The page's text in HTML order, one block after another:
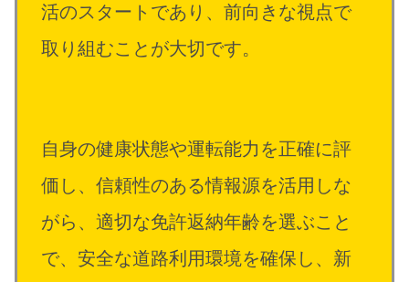
活のスタートであり、前向きな視点で
取り組むことが大切です。
自身の健康状態や運転能力を正確に評
価し、信頼性のある情報源を活用しな
がら、適切な免許返納年齢を選ぶこと
で、安全な道路利用環境を確保し、新